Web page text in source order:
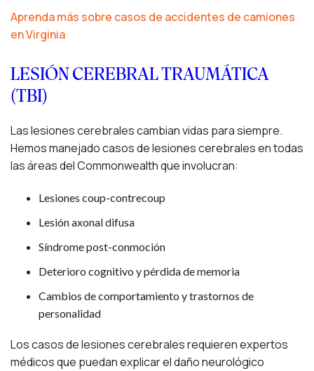
Aprenda más sobre casos de accidentes de camiones
en Virginia
LESIÓN CEREBRAL TRAUMÁTICA
(TBI)
Las lesiones cerebrales cambian vidas para siempre.
Hemos manejado casos de lesiones cerebrales en todas
las áreas del Commonwealth que involucran:
Lesiones coup-contrecoup
Lesión axonal difusa
Síndrome post-conmoción
Deterioro cognitivo y pérdida de memoria
Cambios de comportamiento y trastornos de
personalidad
Los casos de lesiones cerebrales requieren expertos
médicos que puedan explicar el daño neurológico